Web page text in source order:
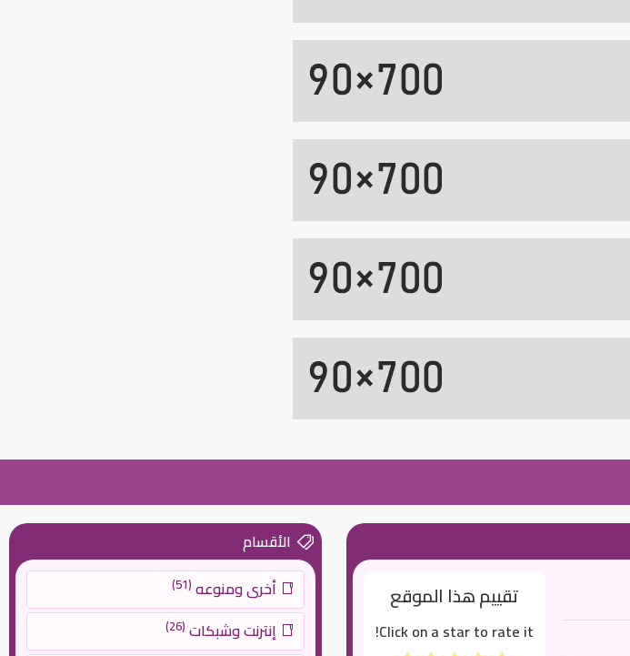
تقييم هذا الموقع
Click on a star to rate it!
الأقسام
أخرى ومنوعه (51)
إنترنت وشبكات (26)